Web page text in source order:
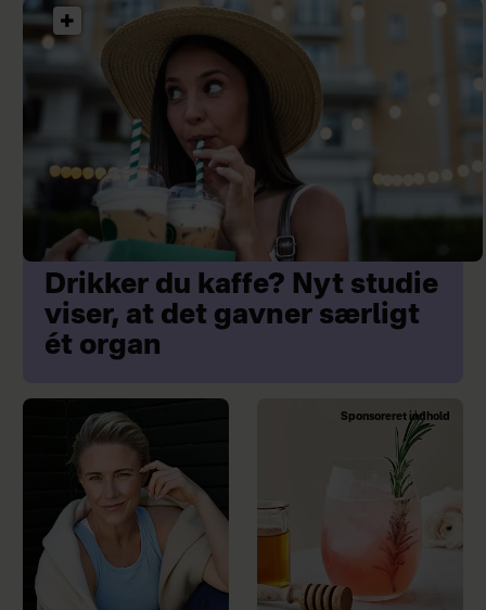
Drikker du kaffe? Nyt studie
viser, at det gavner særligt
ét organ
Sponsoreret indhold